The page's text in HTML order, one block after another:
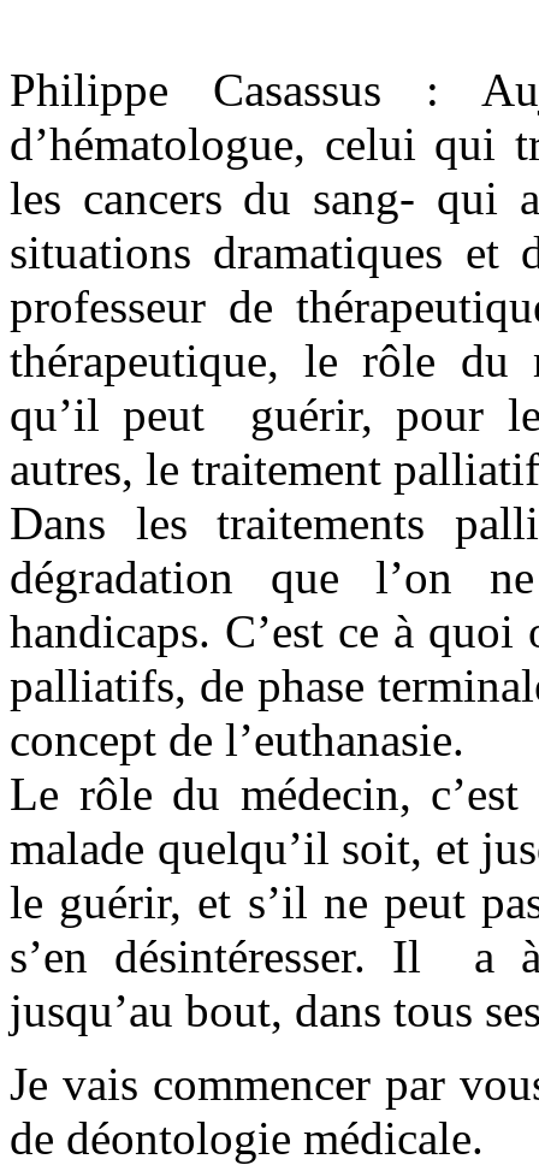
Philippe Casassus :
d’hématologue, celui qui
les cancers du sang- qui
situations dramatiques
professeur de
thérapeutique, le rôle du
qu’il peut guérir, pour
autres, le traitement
Dans les traitements
dégradation que l’on
handicaps. C’est ce à
palliatifs, de phase
concept de l’euthanasie.
Le rôle du médecin, c’est
malade quelqu’il soit, et
le guérir, et s’il ne peut
s’en désintéresser. Il a
jusqu’au bout, dans tous
Je vais commencer par
de déontologie médicale.